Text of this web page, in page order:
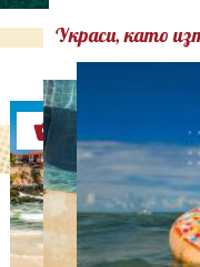
Украси, като
Оферти